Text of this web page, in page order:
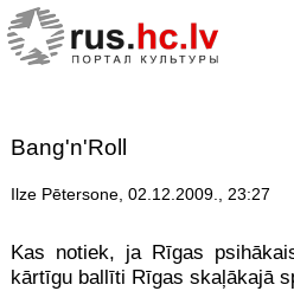
Bang'n'Roll
Ilze Pētersone, 02.12.2009., 23:27
Kas notiek, ja Rīgas
kārtīgu ballīti Rīgas skaļākajā